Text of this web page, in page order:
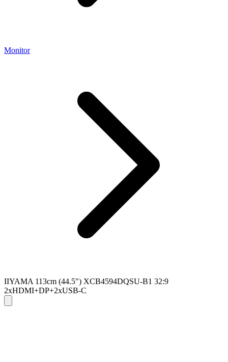
Monitor
IIYAMA 113cm (44.5") XCB4594DQSU-B1 32:9
2xHDMI+DP+2xUSB-C